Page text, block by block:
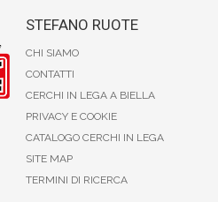
STEFANO RUOTE
CHI SIAMO
CONTATTI
CERCHI IN LEGA A BIELLA
PRIVACY E COOKIE
CATALOGO CERCHI IN LEGA
SITE MAP
TERMINI DI RICERCA